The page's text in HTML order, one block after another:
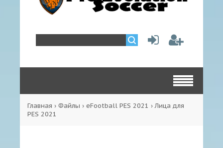
Главная › Файлы › eFootball PES 2021 ›Лица для
PES 2021